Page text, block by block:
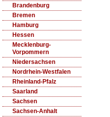
Brandenburg
Bremen
Hamburg
Hessen
Mecklenburg-
Vorpommern
Niedersachsen
Nordrhein-Westfalen
Rheinland-Pfalz
Saarland
Sachsen
Sachsen-Anhalt